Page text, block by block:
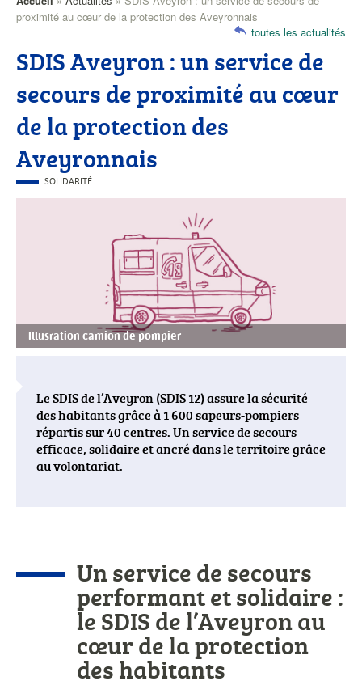
Fil
proximité au cœur de la protection des Aveyronnais
SDIS Aveyron : un service de
secours de proximité au cœur
de la protection des
Aveyronnais
toutes les actualités
CATÉGORIE
PRINCIPALE
SOLIDARITÉ
Illusration camion de pompier
Le SDIS de l’Aveyron (SDIS 12) assure la sécurité
des habitants grâce à 1 600 sapeurs-pompiers
répartis sur 40 centres. Un service de secours
efficace, solidaire et ancré dans le territoire grâce
au volontariat.
l'actualité
Un service de secours
performant et solidaire :
le SDIS de l’Aveyron au
cœur de la protection
des habitants